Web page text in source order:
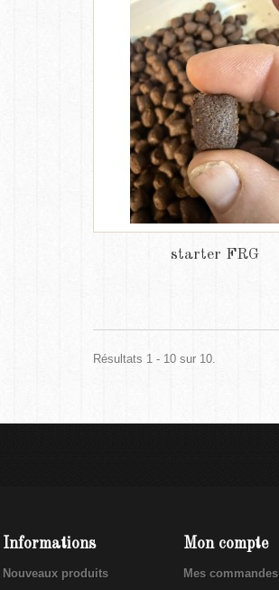
starter FRG
Résultats 1 - 10 sur 10.
Informations
Nouveaux produits
Mon compte
Mes commandes